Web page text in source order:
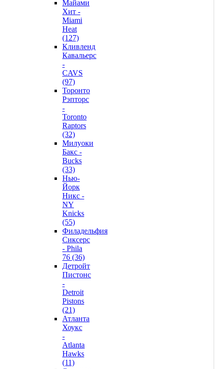
Майами
Хит -
Miami
Heat
(127)
Кливленд
Кавальерс
-
CAVS
(97)
Торонто
Рэпторс
-
Toronto
Raptors
(32)
Милуоки
Бакс -
Bucks
(33)
Нью-
Йорк
Никс -
NY
Knicks
(55)
Филадельфия
Сиксерс
- Phila
76 (36)
Детройт
Пистонс
-
Detroit
Pistons
(21)
Атланта
Хоукс
-
Atlanta
Hawks
(11)